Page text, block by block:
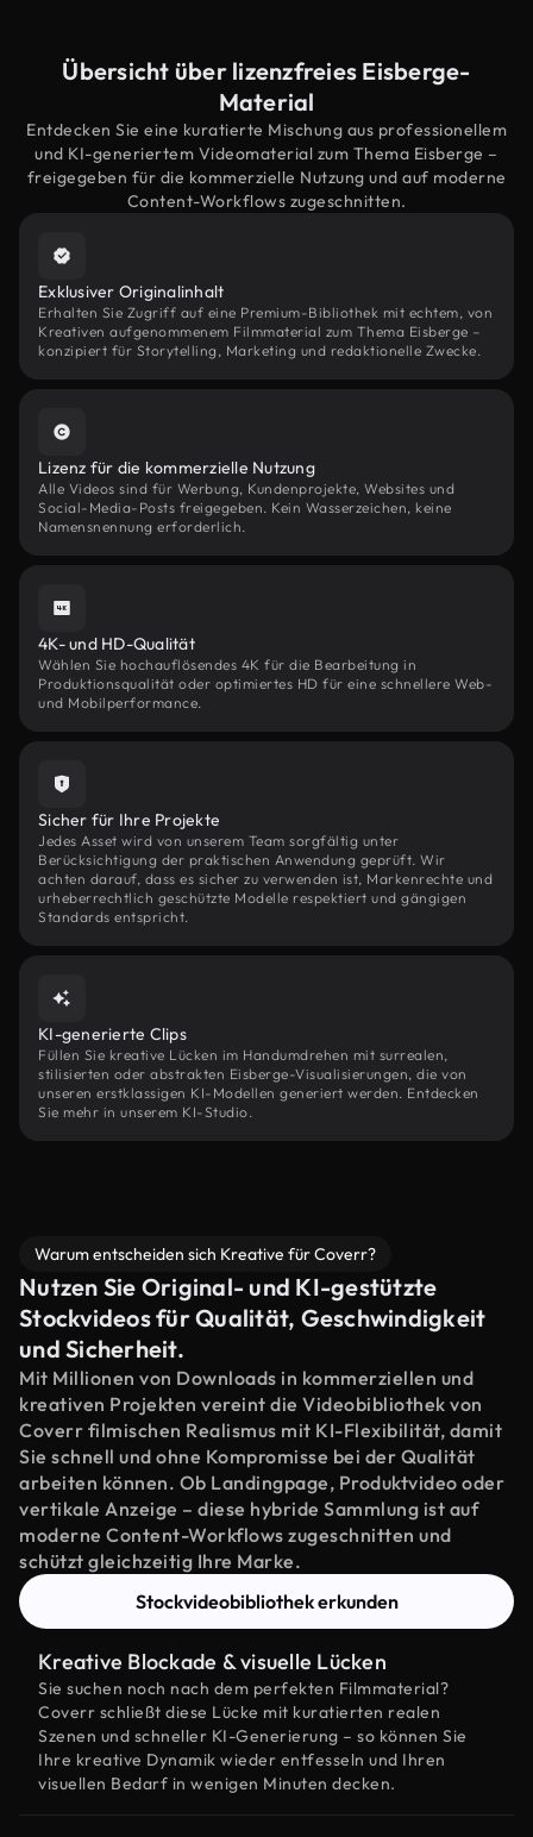
Übersicht über lizenzfreies Eisberge-
Material
Entdecken Sie eine kuratierte Mischung aus professionellem
und KI-generiertem Videomaterial zum Thema Eisberge –
freigegeben für die kommerzielle Nutzung und auf moderne
Content-Workflows zugeschnitten.
Exklusiver Originalinhalt
Erhalten Sie Zugriff auf eine Premium-Bibliothek mit echtem, von
Kreativen aufgenommenem Filmmaterial zum Thema Eisberge –
konzipiert für Storytelling, Marketing und redaktionelle Zwecke.
Lizenz für die kommerzielle Nutzung
Alle Videos sind für Werbung, Kundenprojekte, Websites und
Social-Media-Posts freigegeben. Kein Wasserzeichen, keine
Namensnennung erforderlich.
4K- und HD-Qualität
Wählen Sie hochauflösendes 4K für die Bearbeitung in
Produktionsqualität oder optimiertes HD für eine schnellere Web-
und Mobilperformance.
Sicher für Ihre Projekte
Jedes Asset wird von unserem Team sorgfältig unter
Berücksichtigung der praktischen Anwendung geprüft. Wir
achten darauf, dass es sicher zu verwenden ist, Markenrechte und
urheberrechtlich geschützte Modelle respektiert und gängigen
Standards entspricht.
KI-generierte Clips
Füllen Sie kreative Lücken im Handumdrehen mit surrealen,
stilisierten oder abstrakten Eisberge-Visualisierungen, die von
unseren erstklassigen KI-Modellen generiert werden. Entdecken
Sie mehr in unserem KI-Studio.
Warum entscheiden sich Kreative für Coverr?
Nutzen Sie Original- und KI-gestützte
Stockvideos für Qualität, Geschwindigkeit
und Sicherheit.
Mit Millionen von Downloads in kommerziellen und
kreativen Projekten vereint die Videobibliothek von
Coverr filmischen Realismus mit KI-Flexibilität, damit
Sie schnell und ohne Kompromisse bei der Qualität
arbeiten können. Ob Landingpage, Produktvideo oder
vertikale Anzeige – diese hybride Sammlung ist auf
moderne Content-Workflows zugeschnitten und
schützt gleichzeitig Ihre Marke.
Stockvideobibliothek erkunden
Kreative Blockade & visuelle Lücken
Sie suchen noch nach dem perfekten Filmmaterial?
Coverr schließt diese Lücke mit kuratierten realen
Szenen und schneller KI-Generierung – so können Sie
Ihre kreative Dynamik wieder entfesseln und Ihren
visuellen Bedarf in wenigen Minuten decken.